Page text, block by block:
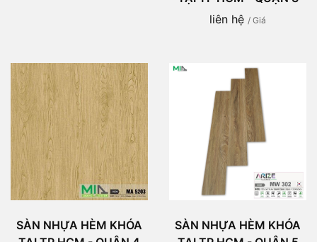
liên hệ / Giá
SÀN NHỰA HÈM KHÓA
SÀN NHỰA HÈM KHÓA